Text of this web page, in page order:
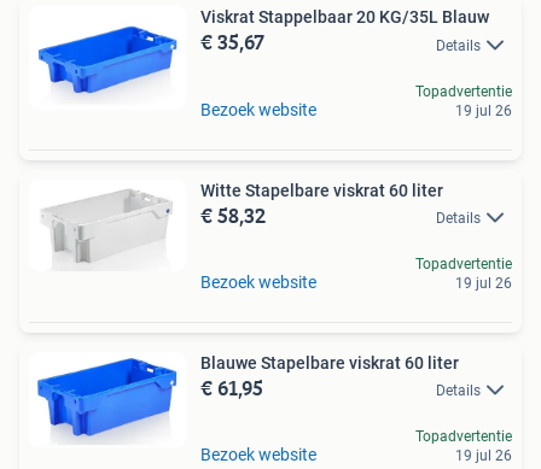
Viskrat Stappelbaar 20 KG/35L Blauw
€ 35,67 Details
Bezoek website
Topadvertentie
19 jul 26
Witte Stapelbare viskrat 60 liter
€ 58,32 Details
Bezoek website
Topadvertentie
19 jul 26
Blauwe Stapelbare viskrat 60 liter
€ 61,95 Details
Bezoek website
Topadvertentie
19 jul 26